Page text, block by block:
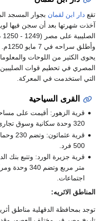
تقعدار ابن لقمانبجوار المسجد
آخذت شهرتها بعد أن سجن فيها لويس
وأطلق
يحوى الكثير من اللوحات
المصري في تحطيم قوات الصليبين
التي استخدمت في المعركة.
القرى السياحية
320 وحدة سكانية وسوق تجارى كبير .
قرية
500 فرد.
متر مربع وتضم 340
اجتماعات.
المناطق الاثريه:
توجد بمحافظة الدقهلية مناطق